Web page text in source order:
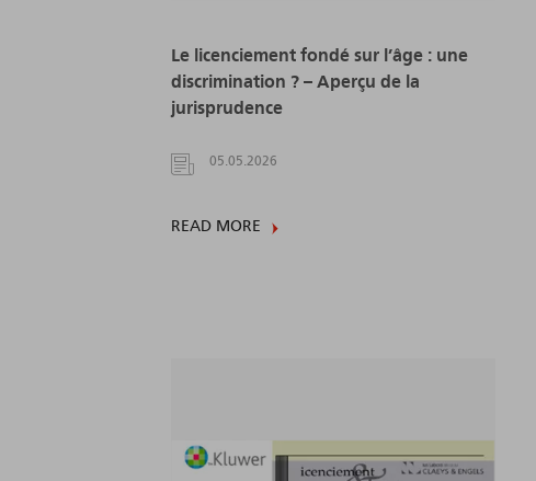
Le licenciement fondé sur l’âge : une
discrimination ? – Aperçu de la
jurisprudence
05.05.2026
READ MORE